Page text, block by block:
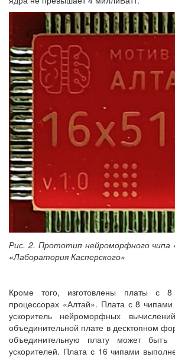
Рис. 2. Прототип нейроморфного чипа
«Лаборатория Касперского»
Кроме того, изготовлены платы
процессорах «Алтай». Плата с 8 чипами
ускоритель нейроморфных
объединительной плате в десктопном
объединительную плату может
ускорителей. Плата с 16 чипами